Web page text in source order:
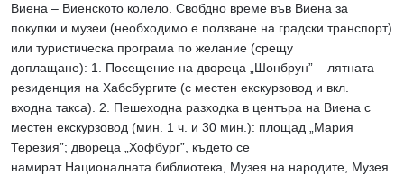
Виена – Виенското колело. Свобдно време във Виена за
покупки и музеи (необходимо е ползване на градски транспорт)
или туристическа програма по желание (срещу
доплащане): 1. Посещение на двореца „Шонбрун” – лятната
резиденция на Хабсбургите (с местен екскурзовод и вкл.
входна такса). 2. Пешеходна разходка в центъра на Виена с
местен екскурзовод (мин. 1 ч. и 30 мин.): площад „Мария
Терезия”; дворецa „Хофбург”, където се
намират Националната библиотека, Музея на народите, Музея